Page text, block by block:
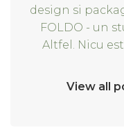
design si
FOLDO - un
Altfel. Nicu
View all